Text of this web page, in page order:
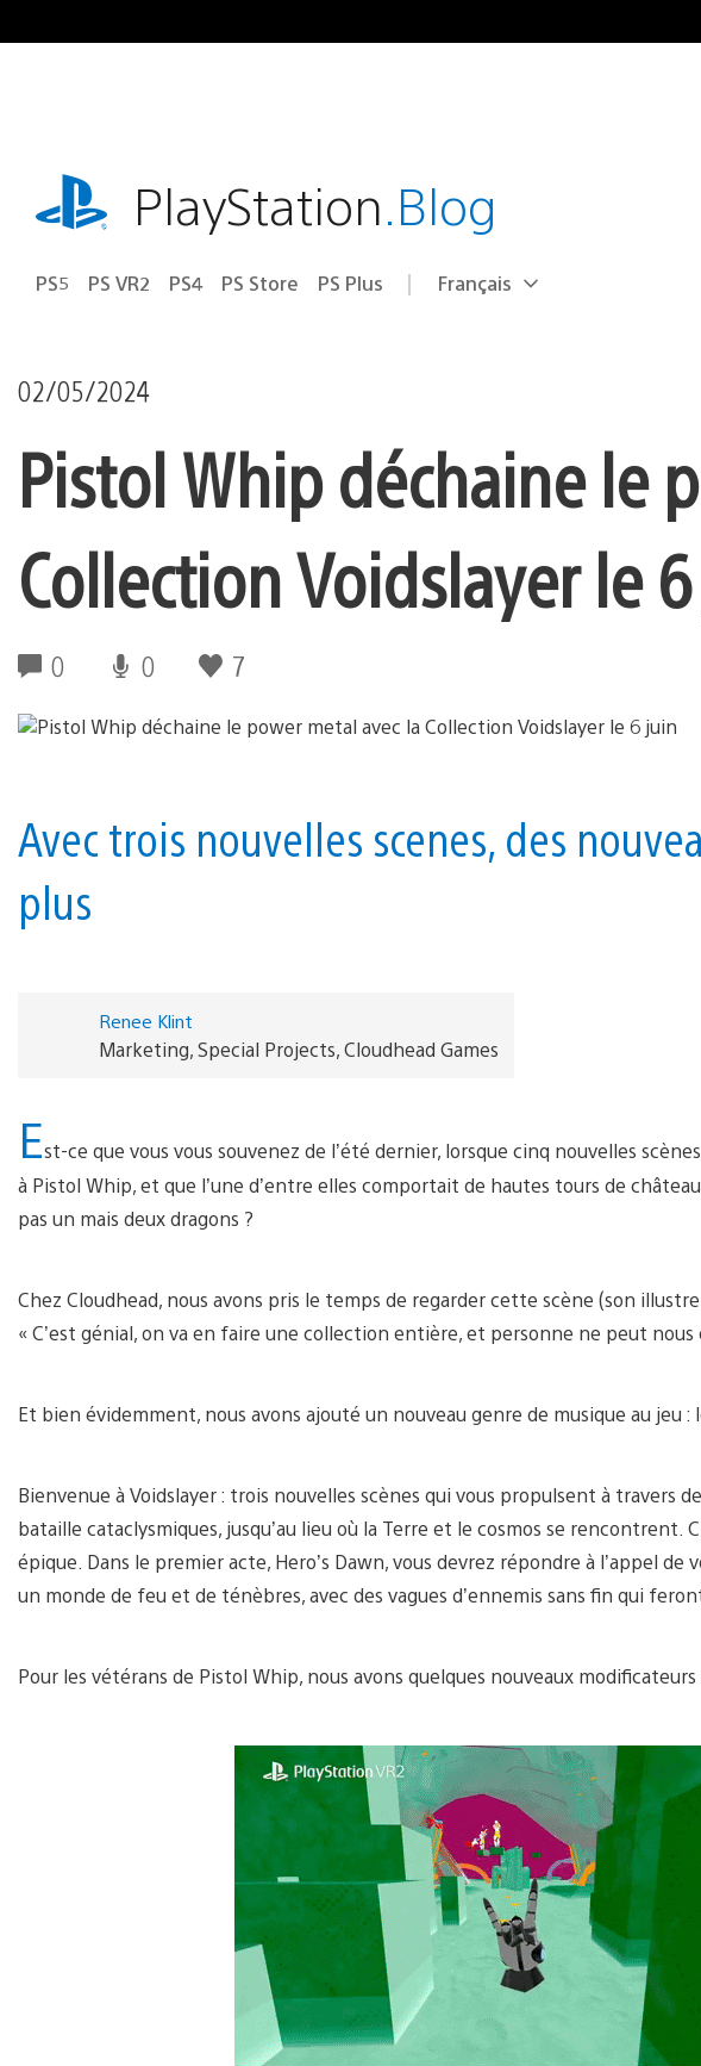
au
playstation.comPlayStation.Blog
PS5 PS VR2 PS4 PS Store PS Plus Choisir
Région
Français
02/05/2024
Pistol Whip déchaine le
Collection Voidslayer le
0 0 7
Avec trois nouvelles scenes, des
plus
Renee Klint
Marketing, Special Projects, Cloudhead Games
Est-ce que vous vous souvenez de l’été dernier, lorsque cinq nouvelles
à Pistol Whip, et que l’une d’entre elles comportait de hautes tours de
pas un mais deux dragons ?
Chez Cloudhead, nous avons pris le temps de regarder cette scène (son
« C’est génial, on va en faire une collection entière, et personne ne peut nous
Et bien évidemment, nous avons ajouté un nouveau genre de musique au jeu :
Bienvenue à Voidslayer : trois nouvelles scènes qui vous propulsent à travers
bataille cataclysmiques, jusqu’au lieu où la Terre et le cosmos se rencontrent.
épique. Dans le premier acte, Hero’s Dawn, vous devrez répondre à l’appel
un monde de feu et de ténèbres, avec des vagues d’ennemis sans fin qui
Pour les vétérans de Pistol Whip, nous avons quelques nouveaux modificateurs